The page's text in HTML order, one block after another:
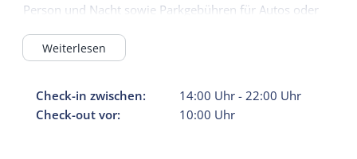
Person und Nacht sowie Parkgebühren für Autos oder
Campingplatzes zu entrichten.
Haustiere sind nicht erlaubt.
Weiterlesen
Check-in zwischen: 14:00 Uhr -22:00 Uhr
Check-out vor:
10:00 Uhr